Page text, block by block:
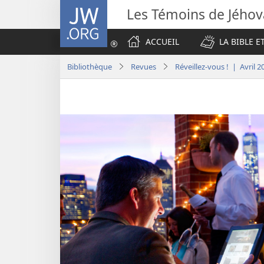
JW.ORG Les Témoins de
ACCUEIL
LA BIBLE
Bibliothèque Revues Réveillez-vous ! | Avril